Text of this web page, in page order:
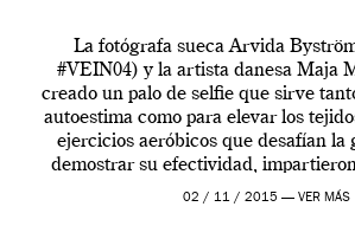
La fotógrafa sueca Arvida
#VEIN04) y la artista danesa Maja
creado un palo de selfie que sirve
autoestima como para elevar los
ejercicios aeróbicos que desafían la
demostrar su efectividad,
prueba en el Tate […]
02 / 11 / 2015 — VER MÁS